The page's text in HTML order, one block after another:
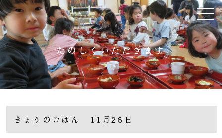
たのしくいただきます
きょうのごはん 11月26日